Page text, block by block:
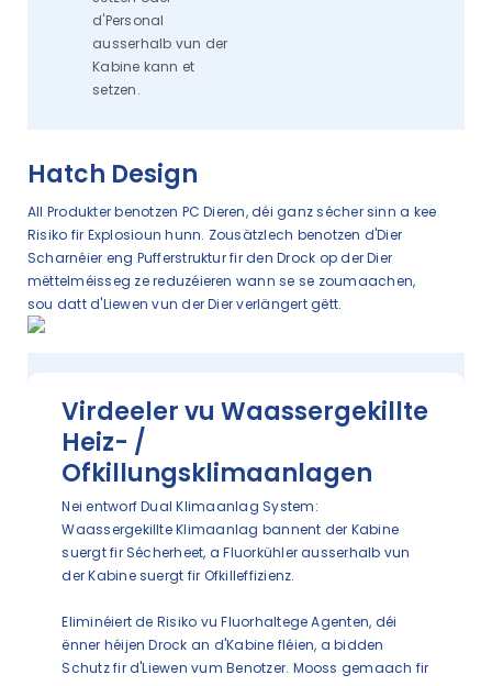
d'Personal
ausserhalb vun der
Kabine kann et
setzen.
Hatch Design
All Produkter benotzen PC Dieren, déi ganz sécher sinn a kee
Risiko fir Explosioun hunn. Zousätzlech benotzen d'Dier
Scharnéier eng Pufferstruktur fir den Drock op der Dier
mëttelméisseg ze reduzéieren wann se se zoumaachen,
sou datt d'Liewen vun der Dier verlängert gëtt.
Virdeeler vu Waassergekillte
Heiz- /
Ofkillungsklimaanlagen
Nei entworf Dual Klimaanlag System:
Waassergekillte Klimaanlag bannent der Kabine
suergt fir Sécherheet, a Fluorkühler ausserhalb vun
der Kabine suergt fir Ofkilleffizienz.
Eliminéiert de Risiko vu Fluorhaltege Agenten, déi
ënner héijen Drock an d'Kabine fléien, a bidden
Schutz fir d'Liewen vum Benotzer. Mooss gemaach fir